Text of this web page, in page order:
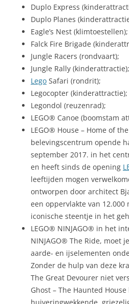
Duplo Express
Duplo Planes
Eagle’s Nest (klimtoestellen);
Falck Fire Brigade
Jungle Racers (rondvaart);
Jungle Rally (kinderattractie);
Lego Safari (rondrit);
Legocopter (kinderattractie);
Legondol (reuzenrad);
LEGO® Canoe (boomstam
LEGO® House – Home of
belevingscentrum opende
september 2017. in het
en heeft sinds de opening
leeftijden mogen
ontworpen door architect
een oppervlakte van
iconische steentje in het
LEGO® NINJAGO® in het
NINJAGO® The Ride, moet
aarde- en ijselementen
Zonder de hulp van deze
The Great Devourer niet
Ghost – The Haunted